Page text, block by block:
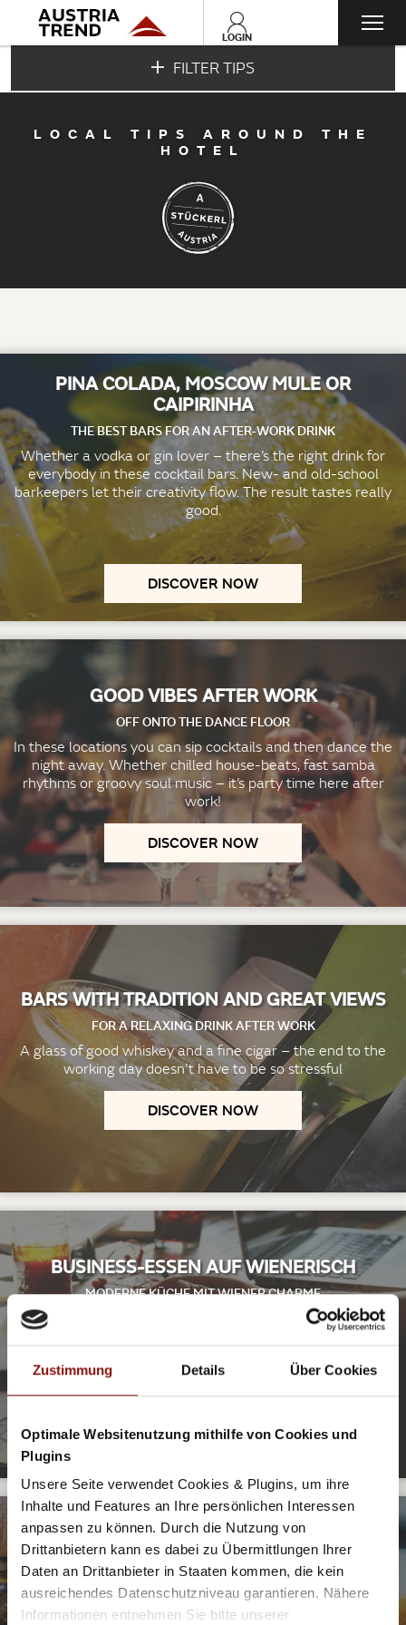
Zustimmung Details Über Cookies
Optimale Websitenutzung mithilfe von Cookies und
Plugins
Unsere Seite verwendet Cookies & Plugins, um ihre
Inhalte und Features an Ihre persönlichen Interessen
anpassen zu können. Durch die Nutzung von
Drittanbietern kann es dabei zu Übermittlungen Ihrer
Daten an Drittanbieter in Staaten kommen, die kein
ausreichendes Datenschutzniveau garantieren. Nähere
Informationen entnehmen Sie bitte unserer
LOGIN
FILTER TIPS
LOCAL TIPS AROUND THE
HOTEL
PINA COLADA, MOSCOW MULE OR
CAIPIRINHA
THE BEST BARS FOR AN AFTER-WORK DRINK
Whether a vodka or gin lover – there’s the right drink for
everybody in these cocktail bars. New- and old-school
barkeepers let their creativity flow. The result tastes really
good.
DISCOVER NOW
GOOD VIBES AFTER WORK
OFF ONTO THE DANCE FLOOR
In these locations you can sip cocktails and then dance the
night away. Whether chilled house-beats, fast samba
rhythms or groovy soul music – it’s party time here after
work!
DISCOVER NOW
BARS WITH TRADITION AND GREAT VIEWS
FOR A RELAXING DRINK AFTER WORK
A glass of good whiskey and a fine cigar – the end to the
working day doesn’t have to be so stressful
DISCOVER NOW
BUSINESS-ESSEN AUF WIENERISCH
MODERNE KÜCHE MIT WIENER CHARME
Die traditionelle Wiener Küche ist seit Jahren sehr beliebt.
Doch hin und wieder bedarf es eines kleinen Schliffs.
Restaurants können es.
INTERNATIONALES FLAIR IN WIEN
AUCH OHNE SCHNITZEL ZUM ERFOLGREICHEN
GESCHÄFTSESSEN
Wien ist eine Stadt vieler Kulturen. Vielfach zeigt sich das